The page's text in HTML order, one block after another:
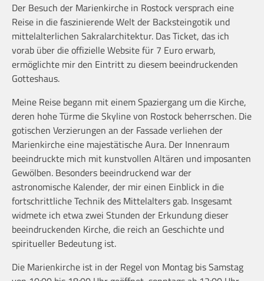
Der Besuch der Marienkirche in Rostock versprach eine
Reise in die faszinierende Welt der Backsteingotik und
mittelalterlichen Sakralarchitektur. Das Ticket, das ich
vorab über die offizielle Website für 7 Euro erwarb,
ermöglichte mir den Eintritt zu diesem beeindruckenden
Gotteshaus.
Meine Reise begann mit einem Spaziergang um die Kirche,
deren hohe Türme die Skyline von Rostock beherrschen. Die
gotischen Verzierungen an der Fassade verliehen der
Marienkirche eine majestätische Aura. Der Innenraum
beeindruckte mich mit kunstvollen Altären und imposanten
Gewölben. Besonders beeindruckend war der
astronomische Kalender, der mir einen Einblick in die
fortschrittliche Technik des Mittelalters gab. Insgesamt
widmete ich etwa zwei Stunden der Erkundung dieser
beeindruckenden Kirche, die reich an Geschichte und
spiritueller Bedeutung ist.
Die Marienkirche ist in der Regel von Montag bis Samstag